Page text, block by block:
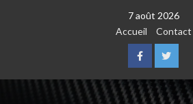
7 août 2026
Accueil
Contact
FacebookTwitter